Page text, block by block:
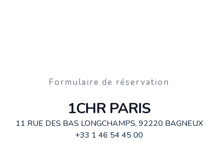
Formulaire de réservation
1CHR PARIS
11 RUE DES BAS LONGCHAMPS, 92220 BAGNEUX
+33 1 46 54 45 00